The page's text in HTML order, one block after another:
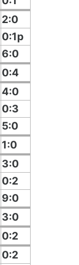
2:0
0:1p
6:0
0:4
4:0
0:3
5:0
1:0
3:0
0:2
9:0
3:0
0:2
0:2